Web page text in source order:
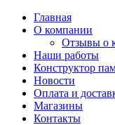
Главная
О компании
Отзывы о
Наши работы
Конструктор
Новости
Оплата и
Магазины
Контакты